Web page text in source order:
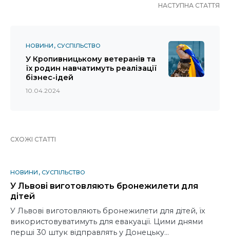
НАСТУПНА СТАТТЯ
НОВИНИ СУСПІЛЬСТВО
У Кропивницькому ветеранів та
їх родин навчатимуть реалізації
бізнес-ідей
10.04.2024
СХОЖІ СТАТТІ
НОВИНИ СУСПІЛЬСТВО
У Львові виготовляють бронежилети для
дітей
У Львові виготовляють бронежилети для дітей, їх
використовуватимуть для евакуації. Цими днями
перші 30 штук відправлять у Донецьку…